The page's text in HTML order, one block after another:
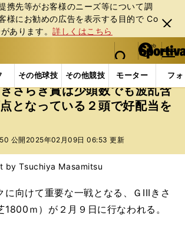
携先等がお客様のニーズ等について調
様にお勧めの広告を表⽰する⽬的で Co
あります。詳しくはこちら
閉じ
る
web Sportiva (webスポルティーバ)
検索
マイペ
ー
ジ
メニュ
その他球技 その他競技 モーター フ
覧 競馬 【競馬予想】きさらぎ賞は少
さらぎ賞は少頭数でも波乱含
となっている２頭で好配当を
公開 2025年02月09日 06:53 更新
Tsuchiya Masamitsu
向けて重要な一戦となる、ＧIIIきさ
1800ｍ）が２月９日に行なわれる。